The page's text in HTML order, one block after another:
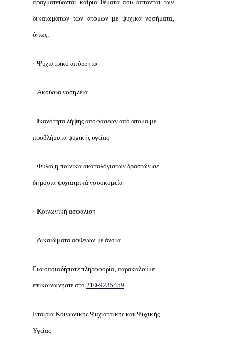
πραγματεύονται καίρια θέματα που άπτονται των
δικαιωμάτων των ατόμων με ψυχικά νοσήματα,
όπως:
· Ψυχιατρικό απόρρητο
· Ακούσια νοσηλεία
· Ικανότητα λήψης αποφάσεων από άτομα με
προβλήματα ψυχικής υγείας
· Φύλαξη ποινικά ακαταλόγιστων δραστών σε
δημόσια ψυχιατρικά νοσοκομεία
· Κοινωνική ασφάλιση
· Δικαιώματα ασθενών με άνοια
Για οποιαδήποτε πληροφορία, παρακαλούμε
επικοινωνήστε στο 210-9235459
Εταιρία Κοινωνικής Ψυχιατρικής και Ψυχικής
Υγείας